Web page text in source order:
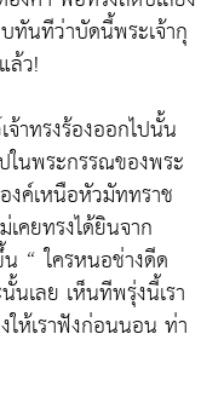
ทันทีว่าบัดนี้พระเจ้ากุ
ล้ว!
าทรงร้องออกไปนั้น
ในพระกรรณของพระ
งค์เหนือหัวมัททราช
คยทรงได้ยินจาก
“ ใครหนอช่างดีด
นเลย เห็นทีพรุ่งนี้เรา
ให้เราฟังก่อนนอน ท่า